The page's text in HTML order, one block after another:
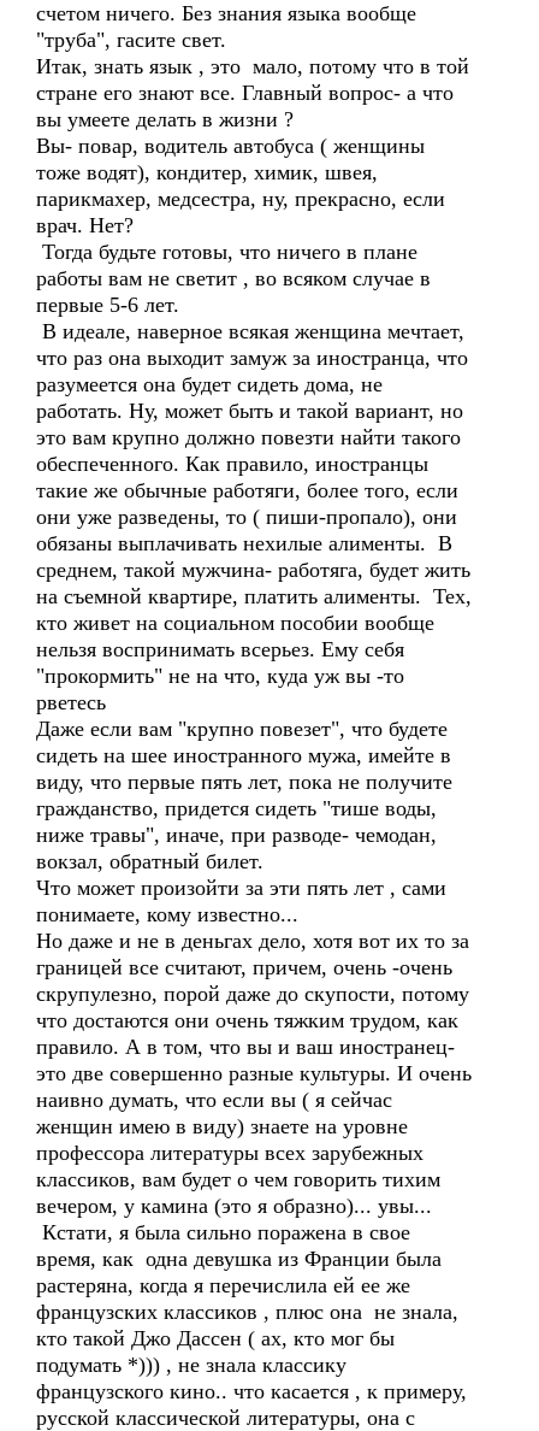
счетом ничего. Без знания языка вообще
"труба", гасите свет.
Итак, знать язык , это мало, потому что в той
стране его знают все. Главный вопрос- а что
вы умеете делать в жизни ?
Вы- повар, водитель автобуса ( женщины
тоже водят), кондитер, химик, швея,
парикмахер, медсестра, ну, прекрасно, если
врач. Нет?
Тогда будьте готовы, что ничего в плане
работы вам не светит , во всяком случае в
первые 5-6 лет.
В идеале, наверное всякая женщина мечтает,
что раз она выходит замуж за иностранца, что
разумеется она будет сидеть дома, не
работать. Ну, может быть и такой вариант, но
это вам крупно должно повезти найти такого
обеспеченного. Как правило, иностранцы
такие же обычные работяги, более того, если
они уже разведены, то ( пиши-пропало), они
обязаны выплачивать нехилые алименты. В
среднем, такой мужчина- работяга, будет жить
на съемной квартире, платить алименты. Тех,
кто живет на социальном пособии вообще
нельзя воспринимать всерьез. Ему себя
"прокормить" не на что, куда уж вы -то
рветесь
Даже если вам "крупно повезет", что будете
сидеть на шее иностранного мужа, имейте в
виду, что первые пять лет, пока не получите
гражданство, придется сидеть "тише воды,
ниже травы", иначе, при разводе- чемодан,
вокзал, обратный билет.
Что может произойти за эти пять лет , сами
понимаете, кому известно...
Но даже и не в деньгах дело, хотя вот их то за
границей все считают, причем, очень -очень
скрупулезно, порой даже до скупости, потому
что достаются они очень тяжким трудом, как
правило. А в том, что вы и ваш иностранец-
это две совершенно разные культуры. И очень
наивно думать, что если вы ( я сейчас
женщин имею в виду) знаете на уровне
профессора литературы всех зарубежных
классиков, вам будет о чем говорить тихим
вечером, у камина (это я образно)... увы...
Кстати, я была сильно поражена в свое
время, как одна девушка из Франции была
растеряна, когда я перечислила ей ее же
французских классиков , плюс она не знала,
кто такой Джо Дассен ( ах, кто мог бы
подумать *))) , не знала классику
французского кино.. что касается , к примеру,
русской классической литературы, она с